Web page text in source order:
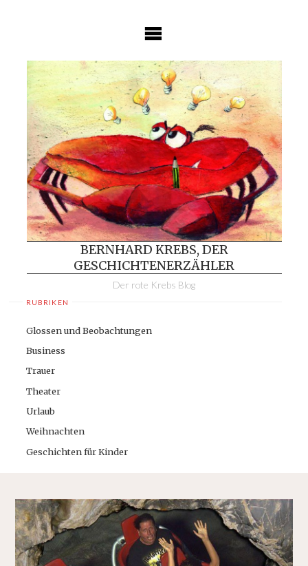
BERNHARD KREBS, DER
GESCHICHTENERZÄHLER
Der rote Krebs Blog
RUBRIKEN
Glossen und Beobachtungen
Business
Trauer
Theater
Urlaub
Weihnachten
Geschichten für Kinder